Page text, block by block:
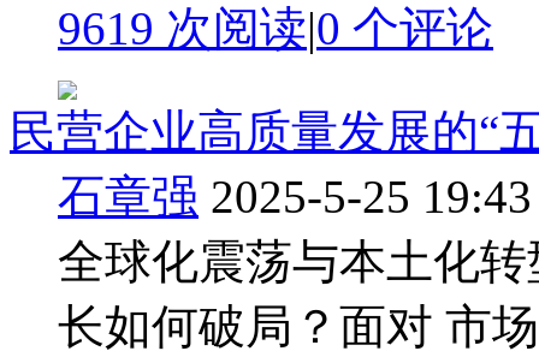
9619 次阅读|0 个评论
民营企业高质量发展的“
石章强 2025-5-25 19:43
全球化震荡与本土化
长如何破局？面对 市